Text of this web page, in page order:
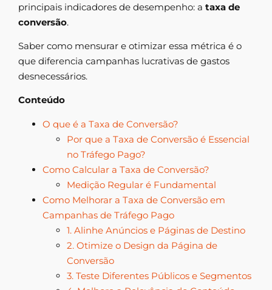
principais indicadores de desempenho: a taxa de
conversão.
Saber como mensurar e otimizar essa métrica é o
que diferencia campanhas lucrativas de gastos
desnecessários.
Conteúdo
O que é a Taxa de Conversão?
Por que a Taxa de Conversão é Essencial
no Tráfego Pago?
Como Calcular a Taxa de Conversão?
Medição Regular é Fundamental
Como Melhorar a Taxa de Conversão em
Campanhas de Tráfego Pago
1. Alinhe Anúncios e Páginas de Destino
2. Otimize o Design da Página de
Conversão
3. Teste Diferentes Públicos e Segmentos